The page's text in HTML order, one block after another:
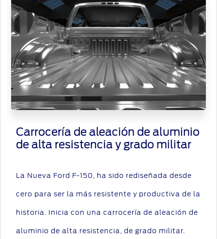
360
Ford
app
Agendamiento
Online
Carrocería de aleación de aluminio
de alta resistencia y grado militar
La Nueva Ford F-150, ha sido rediseñada desde
cero para ser la más resistente y productiva de la
historia. Inicia con una carrocería de aleación de
aluminio de alta resistencia, de grado militar.